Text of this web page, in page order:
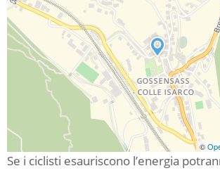
©
Se i ciclisti esauriscono l’energia